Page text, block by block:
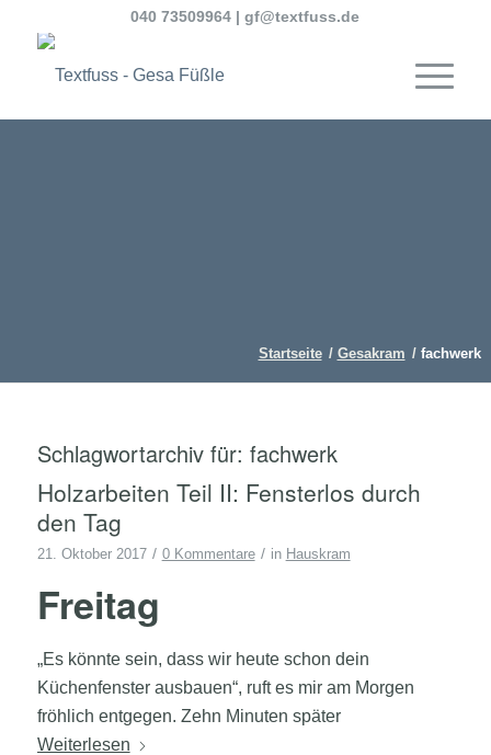
040 73509964 |gf@textfuss.de
Startseite / Gesakram / fachwerk
Schlagwortarchiv für: fachwerk
Holzarbeiten Teil II: Fensterlos durch
den Tag
21. Oktober 2017 / 0 Kommentare / in Hauskram
Freitag
„Es könnte sein, dass wir heute schon dein
Küchenfenster ausbauen“, ruft es mir am Morgen
fröhlich entgegen. Zehn Minuten später
Weiterlesen